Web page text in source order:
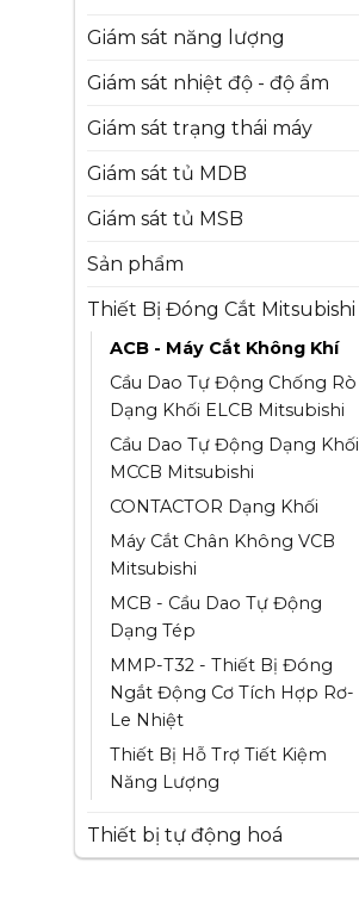
Giám sát năng lượng
Giám sát nhiệt độ - độ ẩm
Giám sát trạng thái máy
Giám sát tủ MDB
Giám sát tủ MSB
Sản phẩm
Thiết Bị Đóng Cắt Mitsubishi
ACB - Máy Cắt Không Khí
Cầu Dao Tự Động Chống Rò
Dạng Khối ELCB Mitsubishi
Cầu Dao Tự Động Dạng Khối
MCCB Mitsubishi
CONTACTOR Dạng Khối
Máy Cắt Chân Không VCB
Mitsubishi
MCB - Cầu Dao Tự Động
Dạng Tép
MMP-T32 - Thiết Bị Đóng
Ngắt Động Cơ Tích Hợp Rơ-
Le Nhiệt
Thiết Bị Hỗ Trợ Tiết Kiệm
Năng Lượng
Thiết bị tự động hoá